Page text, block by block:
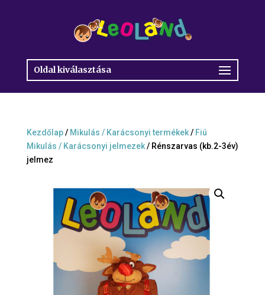
Oldal kiválasztása
Kezdőlap/ Mikulás / Karácsonyi termékek/ Fiú
Mikulás / Karácsonyi jelmezek/ Rénszarvas (kb.2-3év)
jelmez